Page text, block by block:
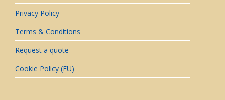
Privacy Policy
Terms & Conditions
Request a quote
Cookie Policy (EU)